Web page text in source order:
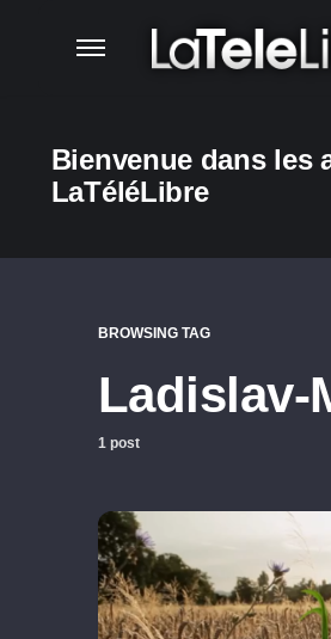
Bienvenue dans les
LaTéléLibre
BROWSING TAG
Ladislav-
1 post